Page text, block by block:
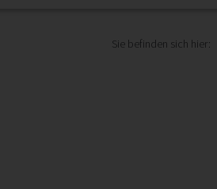
Sie befinden sich hier: